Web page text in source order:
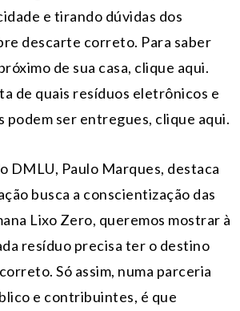
e tirando dúvidas dos
descarte correto. Para saber
de sua casa, clique aqui.
de quais resíduos eletrônicos e
ser entregues, clique aqui.
DMLU, Paulo Marques, destaca
busca a conscientização das
Lixo Zero, queremos mostrar à
resíduo precisa ter o destino
Só assim, numa parceria
e contribuintes, é que